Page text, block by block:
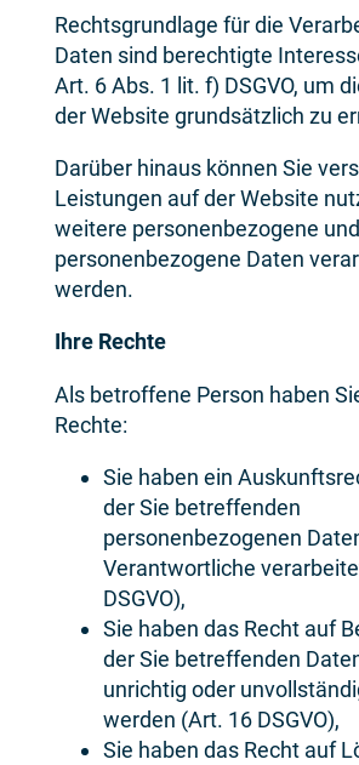
Rechtsgrundlage für die
Daten sind berechtigte
Art. 6 Abs. 1 lit. f) DSGVO, um
der Website grundsätzlich zu
Darüber hinaus können Sie
Leistungen auf der Website
weitere personenbezogene
personenbezogene Daten
werden.
Ihre Rechte
Als betroffene Person haben
Rechte:
Sie haben ein
der Sie betreffenden
personenbezogenen
Verantwortliche
DSGVO),
Sie haben das Recht auf
der Sie betreffenden
unrichtig oder
werden (Art. 16 DSGVO),
Sie haben das Recht auf